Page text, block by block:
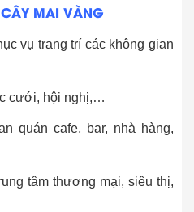
CÂY MAI VÀNG
vụ trang trí các không gian
cưới, hội nghị,…
quán cafe, bar, nhà hàng,
tâm thương mại, siêu thị,